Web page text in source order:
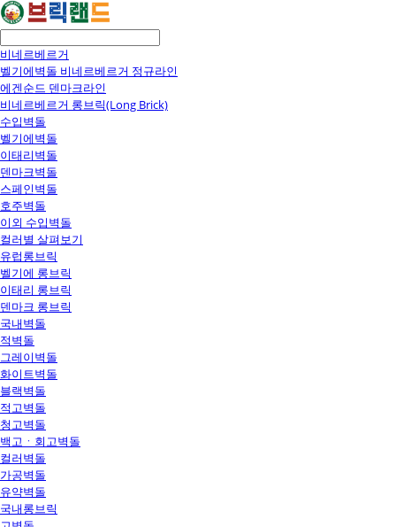
비네르베르거
벨기에벽돌 비네르베르거 정규라인
에겐순드 덴마크라인
비네르베르거 롱브릭(Long Brick)
수입벽돌
벨기에벽돌
이태리벽돌
덴마크벽돌
스페인벽돌
호주벽돌
이외 수입벽돌
컬러별 살펴보기
유럽롱브릭
벨기에 롱브릭
이태리 롱브릭
덴마크 롱브릭
국내벽돌
적벽돌
그레이벽돌
화이트벽돌
블랙벽돌
적고벽돌
청고벽돌
백고ㆍ회고벽돌
컬러벽돌
가공벽돌
유약벽돌
국내롱브릭